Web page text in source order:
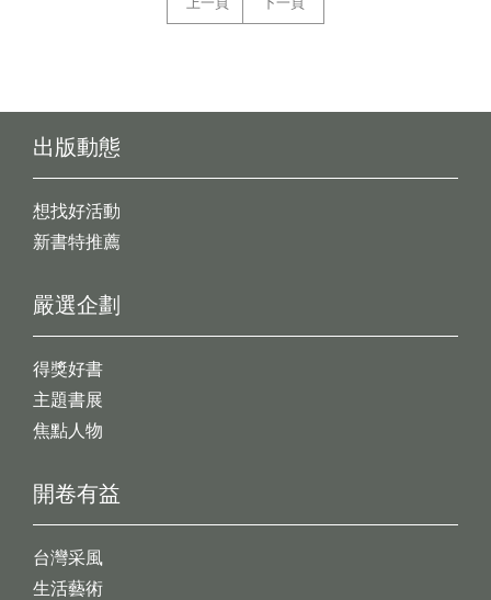
出版動態
想找好活動
新書特推薦
開卷有益
台灣采風
生活藝術
嚴選企劃
得獎好書
主題書展
焦點人物